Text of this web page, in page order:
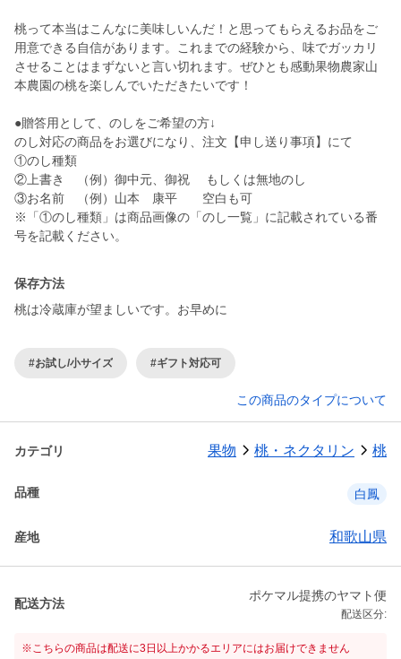
桃って本当はこんなに美味しいんだ！と思ってもらえるお品をご
用意できる自信があります。これまでの経験から、味でガッカリ
させることはまずないと言い切れます。ぜひとも感動果物農家山
本農園の桃を楽しんでいただきたいです！
●贈答用として、のしをご希望の方↓
のし対応の商品をお選びになり、注文【申し送り事項】にて
①のし種類
②上書き （例）御中元、御祝 もしくは無地のし
③お名前 （例）山本 康平 空白も可
※「①のし種類」は商品画像の「のし一覧」に記載されている番
号を記載ください。
保存方法
桃は冷蔵庫が望ましいです。お早めに
#お試し/小サイズ #ギフト対応可
この商品のタイプについて
カテゴリ 果物 桃・ネクタリン 桃
品種 白鳳
産地 和歌山県
配送方法
ポケマル提携のヤマト便
配送区分:
※こちらの商品は配送に3日以上かかるエリアにはお届けできません